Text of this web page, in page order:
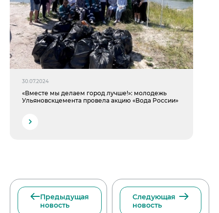
30.07.2024
«Вместе мы делаем город лучше!»: молодежь
Ульяновскцемента провела акцию «Вода России»
Предыдущая
новость
Следующая
новость